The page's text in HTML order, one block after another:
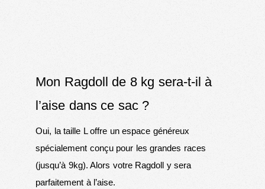
Mon Ragdoll de 8 kg sera-t-il à
l’aise dans ce sac ?
Oui, la taille L offre un espace généreux
spécialement conçu pour les grandes races
(jusqu’à 9kg). Alors votre Ragdoll y sera
parfaitement à l’aise.